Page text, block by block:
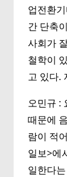
업전환
간 단축
사회가
철학이
고 있다.
오민규 :
때문에
람이 적
일보>에
일한다